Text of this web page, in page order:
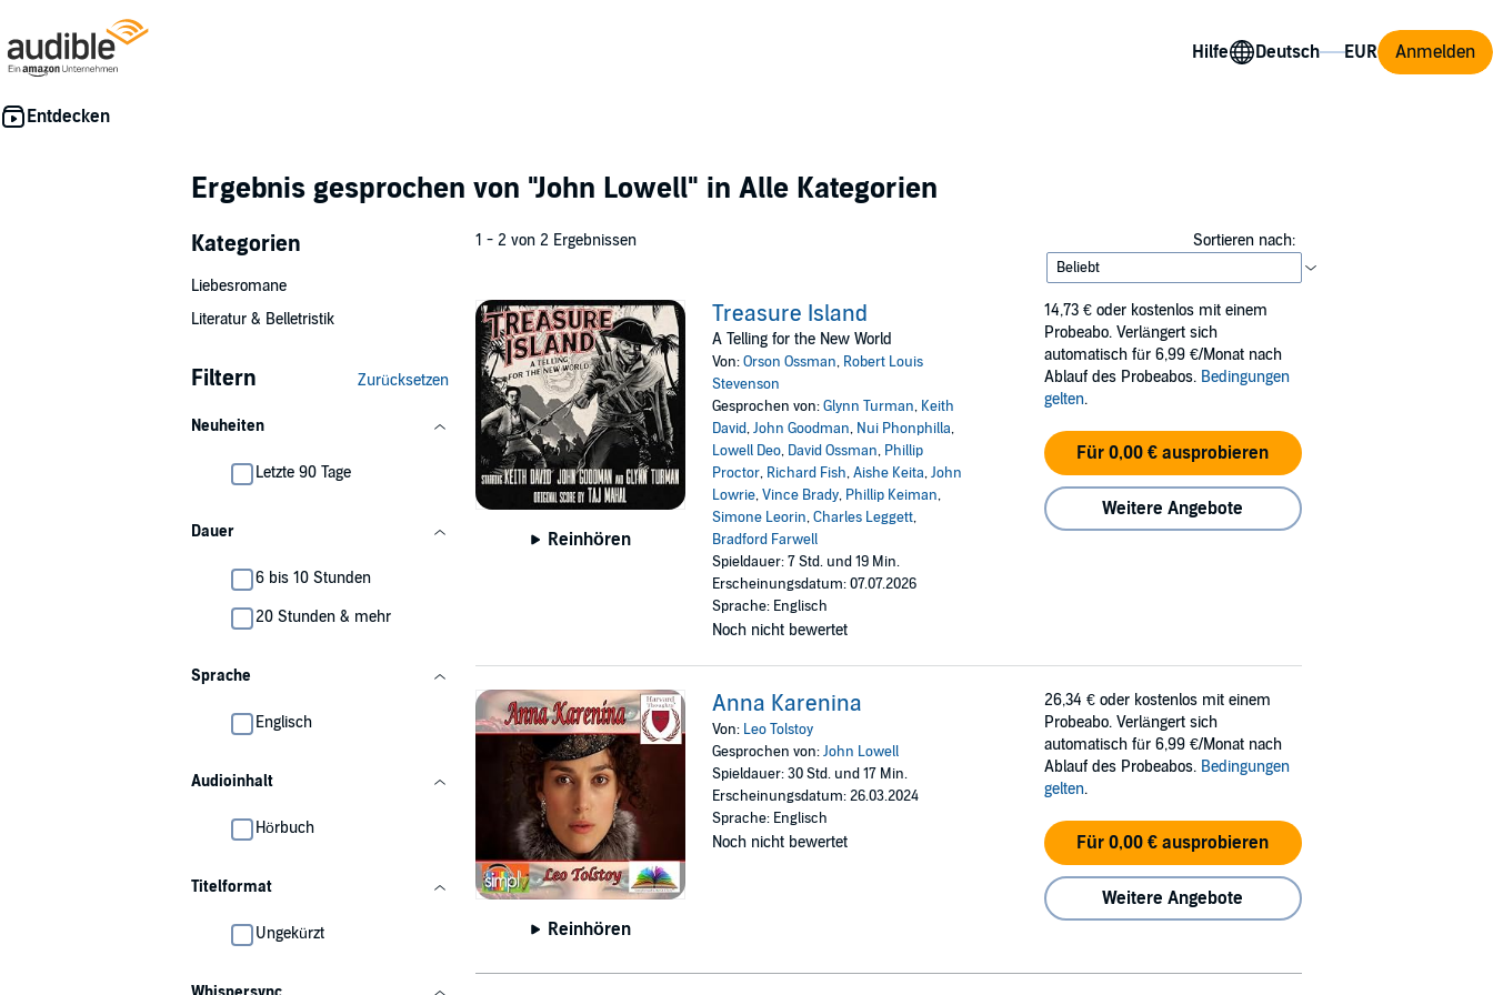
Hilfe Anmelden
Ergebnis gesprochen von "John Lowell" in Alle Kategorien
Kategorien
Liebesromane
Literatur & Belletristik
Filtern Zurücksetzen
Neuheiten
Letzte 90 Tage
Dauer
6 bis 10 Stunden
20 Stunden & mehr
Sprache
Englisch
Audioinhalt
Hörbuch
Titelformat
Ungekürzt
1 - 2 von 2 Ergebnissen Sortieren nach:
Reinhören
Treasure Island
A Telling for the New World
Von:Orson Ossman, Robert Louis
Stevenson
Gesprochen von:Glynn Turman, Keith
David,John Goodman, Nui Phonphilla,
Lowell Deo, David Ossman, Phillip
Proctor, Richard Fish,Aishe Keita,John
Lowrie,Vince Brady, Phillip Keiman,
Simone Leorin,Charles Leggett,
Bradford Farwell
Spieldauer: 7 Std. und 19 Min.
Erscheinungsdatum: 07.07.2026
Sprache: Englisch
Noch nicht bewertet
14,73 € oder kostenlos mit einem
Probeabo. Verlängert sich
automatisch für 6,99 €/Monat nach
Ablauf des Probeabos. Bedingungen
gelten.
Für 0,00 € ausprobieren
Weitere Angebote
Reinhören
Anna Karenina
Von: Leo Tolstoy
Gesprochen von:John Lowell
Spieldauer: 30 Std. und 17 Min.
Erscheinungsdatum: 26.03.2024
Sprache: Englisch
Noch nicht bewertet
26,34 € oder kostenlos mit einem
Probeabo. Verlängert sich
automatisch für 6,99 €/Monat nach
Ablauf des Probeabos. Bedingungen
gelten.
Für 0,00 € ausprobieren
Weitere Angebote